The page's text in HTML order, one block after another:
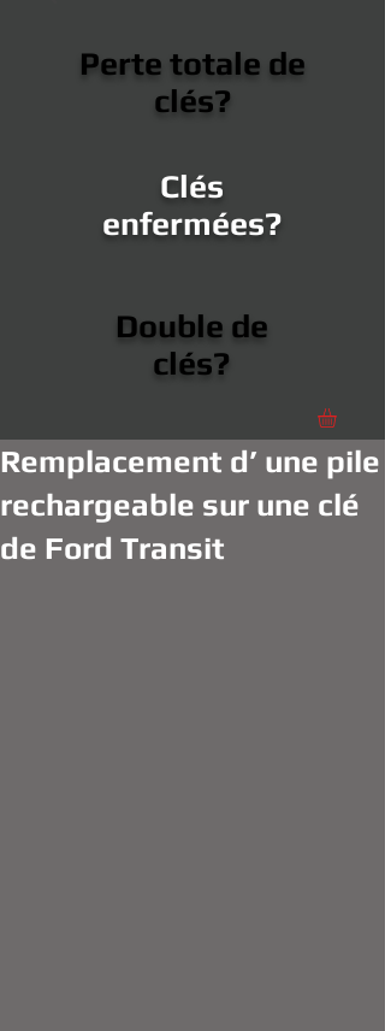
Perte totale de
clés?
Clés
enfermées?
Double de
clés?
Remplacement d’ une pile
rechargeable sur une clé
de Ford Transit